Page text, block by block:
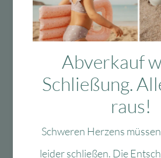
Das Passt
Das könnte
gefallen
Abverkauf
Schließung.
raus!
Schweren Herzens
leider schließen. Die